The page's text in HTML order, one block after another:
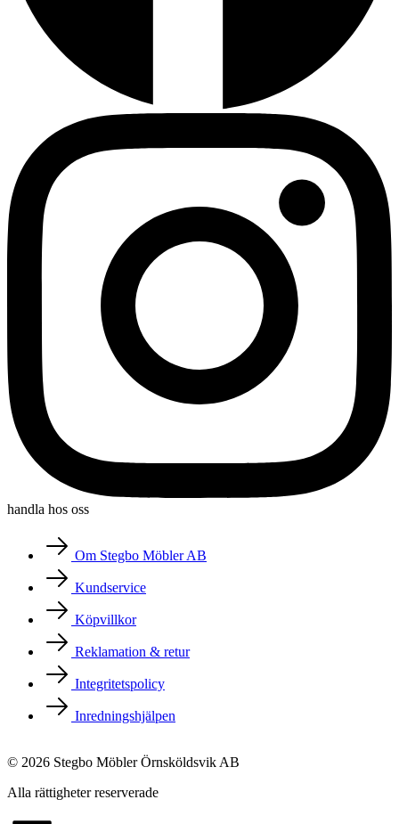
handla hos oss
Om Stegbo Möbler AB
Kundservice
Köpvillkor
Reklamation & retur
Integritetspolicy
Inredningshjälpen
© 2026 Stegbo Möbler Örnsköldsvik AB
Alla rättigheter reserverade